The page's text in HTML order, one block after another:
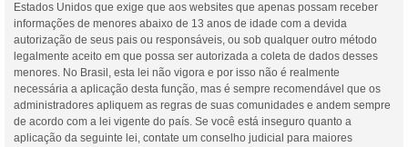
Estados Unidos que exige que aos websites que apenas possam receber
informações de menores abaixo de 13 anos de idade com a devida
autorização de seus pais ou responsáveis, ou sob qualquer outro método
legalmente aceito em que possa ser autorizada a coleta de dados desses
menores. No Brasil, esta lei não vigora e por isso não é realmente
necessária a aplicação desta função, mas é sempre recomendável que os
administradores apliquem as regras de suas comunidades e andem sempre
de acordo com a lei vigente do país. Se você está inseguro quanto a
aplicação da seguinte lei, contate um conselho judicial para maiores